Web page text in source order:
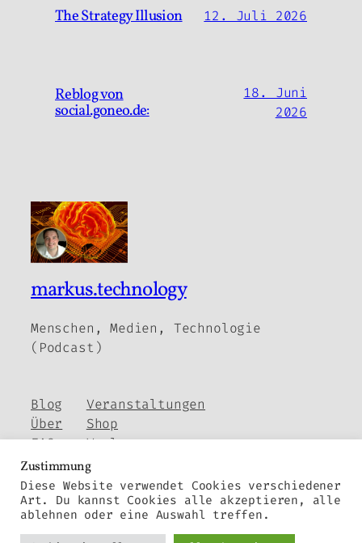
The Strategy Illusion 12. Juli 2026
Reblog von
social.goneo.de:
18. Juni
2026
markus.technology
Menschen, Medien, Technologie
(Podcast)
Blog
Über
FAQs
Autoren
Veranstaltungen
Shop
Vorlagen
Themes
Twenty Twenty-Five Gestaltet mitWordPress
Zustimmung
Diese Website verwendet Cookies verschiedener
Art. Du kannst Cookies alle akzeptieren, alle
ablehnen oder eine Auswahl treffen.